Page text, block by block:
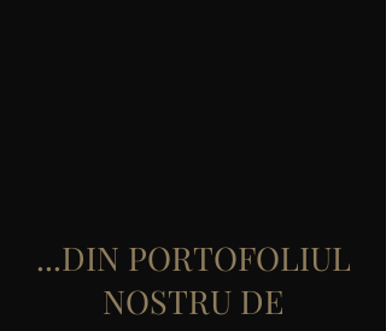
...DIN PORTOFOLIUL
NOSTRU DE